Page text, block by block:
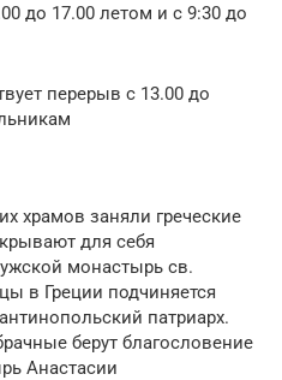
до 17.00 летом и с 9:30 до
перерыв с 13.00 до
храмов заняли греческие
для себя
монастырь св.
в Греции подчиняется
патриарх.
берут благословение
Анастасии